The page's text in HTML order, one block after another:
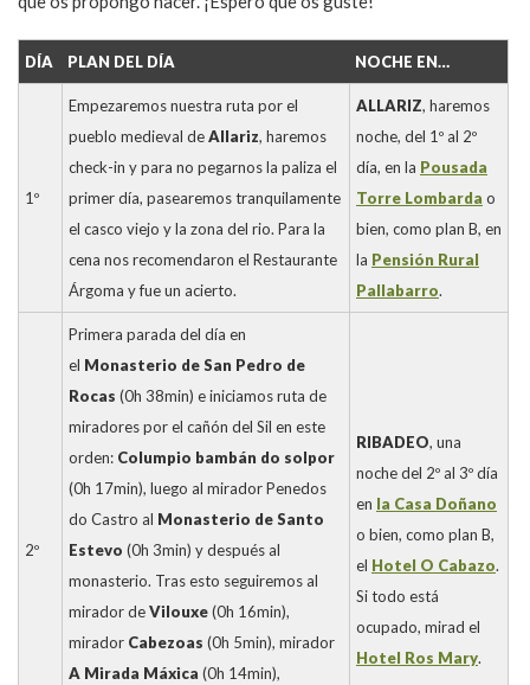
DÍA PLAN DEL DÍA NOCHE EN…
1º
Empezaremos nuestra ruta por el
pueblo medieval deAllariz, haremos
check-in y para no pegarnos la paliza el
primer día, pasearemos tranquilamente
el casco viejo y la zona del rio. Para la
cena nos recomendaron el Restaurante
Árgoma y fue un acierto.
ALLARIZ, haremos
noche, del 1º al 2º
día, en la Pousada
Torre Lombarda o
bien, como plan B, en
la Pensión Rural
Pallabarro.
2º
Primera parada del día en
el Monasterio de San Pedro de
Rocas (0h 38min) e iniciamos ruta de
miradores por el cañón del Sil en este
orden: Columpio bambán do solpor
(0h 17min), luego al mirador Penedos
do Castro al Monasterio de Santo
Estevo (0h 3min) y después al
monasterio. Tras esto seguiremos al
mirador deVilouxe(0h 16min),
mirador Cabezoas (0h 5min), mirador
A Mirada Máxica (0h 14min),
RIBADEO, una
noche del 2º al 3º día
en la Casa Doñano
o bien, como plan B,
el Hotel O Cabazo.
Si todo está
ocupado, mirad el
Hotel Ros Mary.